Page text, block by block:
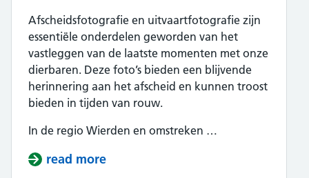
Afscheidsfotografie en uitvaartfotografie zijn
essentiële onderdelen geworden van het
vastleggen van de laatste momenten met onze
dierbaren. Deze foto’s bieden een blijvende
herinnering aan het afscheid en kunnen troost
bieden in tijden van rouw.
In de regio Wierden en omstreken …
read more